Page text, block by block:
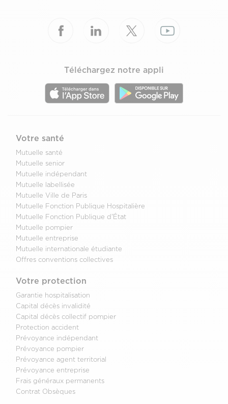
Téléchargez notre appli
Votre santé
Mutuelle santé
Mutuelle senior
Mutuelle indépendant
Mutuelle labellisée
Mutuelle Ville de Paris
Mutuelle Fonction Publique Hospitalière
Mutuelle Fonction Publique d'État
Mutuelle pompier
Mutuelle entreprise
Mutuelle internationale étudiante
Offres conventions collectives
Votre protection
Garantie hospitalisation
Capital décès invalidité
Capital décès collectif pompier
Protection accident
Prévoyance indépendant
Prévoyance pompier
Prévoyance agent territorial
Prévoyance entreprise
Frais généraux permanents
Contrat Obsèques